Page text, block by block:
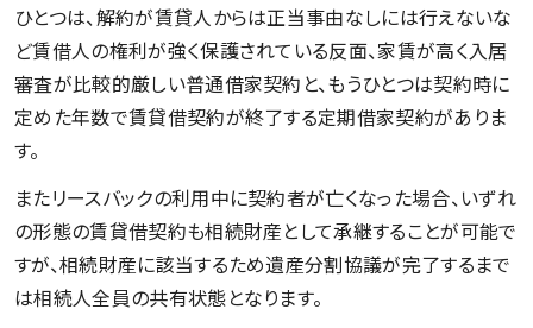
ひとつは、解約が賃貸人からは正当事由なしには行えないな
ど賃借人の権利が強く保護されている反面、家賃が高く入居
審査が比較的厳しい普通借家契約と、もうひとつは契約時に
定めた年数で賃貸借契約が終了する定期借家契約がありま
す。
またリースバックの利用中に契約者が亡くなった場合、いずれ
の形態の賃貸借契約も相続財産として承継することが可能で
すが、相続財産に該当するため遺産分割協議が完了するまで
は相続人全員の共有状態となります。